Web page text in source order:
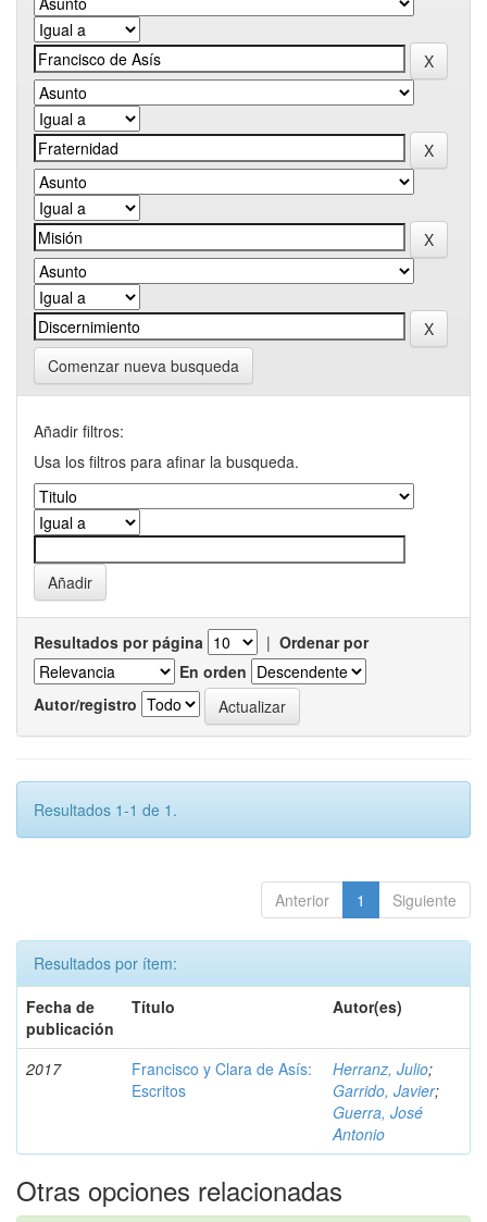
Comenzar nueva busqueda
Añadir filtros:
Usa los filtros para afinar la busqueda.
Resultados por página | Ordenar por
En orden
Autor/registro
Resultados 1-1 de 1.
Anterior 1 Siguiente
Resultados por ítem:
Fecha de
publicación
Título Autor(es)
2017
Francisco y Clara de Asís:
Escritos
Herranz, Julio;
Garrido, Javier;
Guerra, José
Antonio
Otras opciones relacionadas